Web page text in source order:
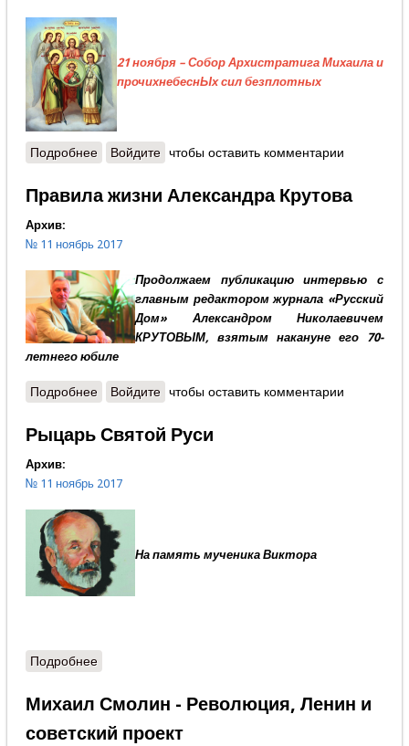
21 ноября – Собор Архистратига Михаила и
прочихнебеснЫх сил безплотных
Подробнеео Протоиерей Александр Шаргунов - Праздник
Войдите чтобы оставить комментарии
Правила жизни Александра Крутова
Архив:
№ 11 ноябрь 2017
Продолжаем публикацию интервью с
главным редактором журнала «Русский
Дом» Александром Николаевичем
КРУТОВЫМ, взятым накануне его 70-
летнего юбиле
Подробнеео Правила жизни Александра Крутова
Войдите чтобы оставить комментарии
Рыцарь Святой Руси
Архив:
№ 11 ноябрь 2017
На память мученика Виктора
Подробнеео Рыцарь Святой Руси
Михаил Смолин - Революция, Ленин и
советский проект